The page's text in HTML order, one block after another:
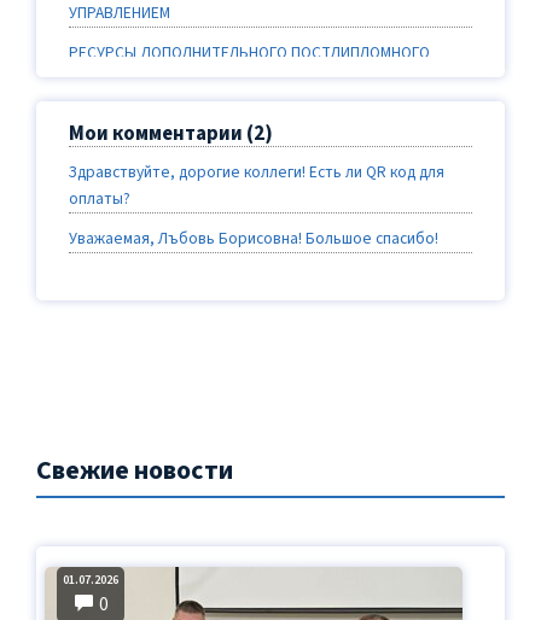
УПРАВЛЕНИЕМ
РЕСУРСЫ ДОПОЛНИТЕЛЬНОГО ПОСТДИПЛОМНОГО
ОБРАЗОВАНИЯ: СИМУЛЯЦИОННОЕ ОБУЧЕНИЕ
НЕОНАТОЛОГОВ И ПЕДИАТРОВ
Мои комментарии (2)
Здравствуйте, дорогие коллеги! Есть ли QR код для
оплаты?
Уважаемая, Лъбовь Борисовна! Большое спасибо!
Свежие новости
01.07.2026
0